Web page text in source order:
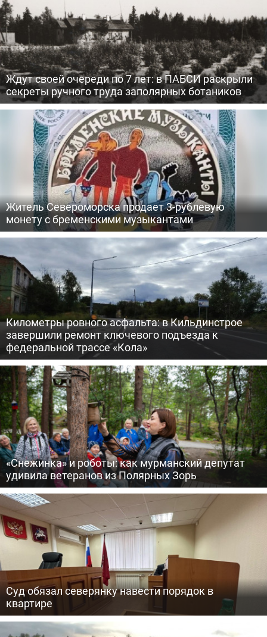
Ждут своей очереди по 7 лет: в ПАБСИ раскрыли
секреты ручного труда заполярных ботаников
Житель Североморска продает 3-рублевую
монету с бременскими музыкантами
Километры ровного асфальта: в Кильдинстрое
завершили ремонт ключевого подъезда к
федеральной трассе «Кола»
«Снежинка» и роботы: как мурманский депутат
удивила ветеранов из Полярных Зорь
Суд обязал северянку навести порядок в
квартире